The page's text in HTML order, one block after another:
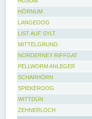
HÖRNUM
LANGEOOG
LIST AUF SYLT
MITTELGRUND
NORDERNEY RIFFGAT
PELLWORM ANLEGER
SCHARHÖRN
SPIEKEROOG
WITTDÜN
ZEHNERLOCH